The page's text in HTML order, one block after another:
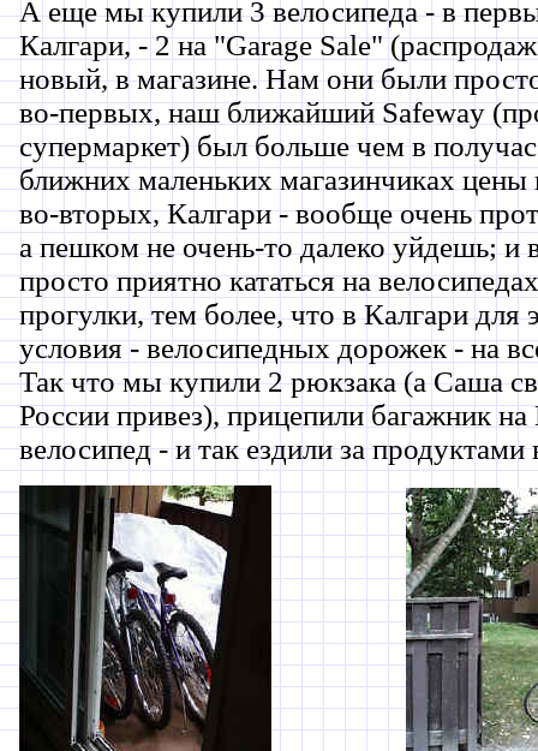
А еще мы купили 3 велосипеда - в
Калгари, - 2 на "Garage Sale"
новый, в магазине. Нам они были
во-первых, наш ближайший Safeway
супермаркет) был больше чем в
ближних маленьких магазинчиках
во-вторых, Калгари - вообще очень
а пешком не очень-то далеко уйдешь; и
просто приятно кататься на
прогулки, тем более, что в Калгари для
условия - велосипедных дорожек - на
Так что мы купили 2 рюкзака (а Саша
России привез), прицепили багажник
велосипед - и так ездили за продуктами